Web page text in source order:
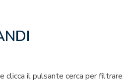
clicca il pulsante cerca per filtrare